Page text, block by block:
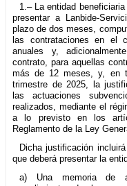
1.– La entidad
presentar a Lanbide-
plazo de dos meses,
las contrataciones en el
anuales y,
contrato, para aquellas
más de 12 meses, y, en
trimestre de 2025, la
las actuaciones
realizados, mediante el
a lo previsto en los
Reglamento de la Ley
Dicha justificación
que deberá presentar la
a) Una memoria de